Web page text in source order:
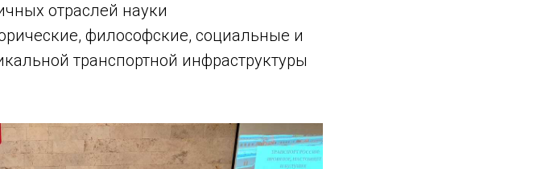
отраслей науки
философские, социальные и
транспортной инфраструктуры